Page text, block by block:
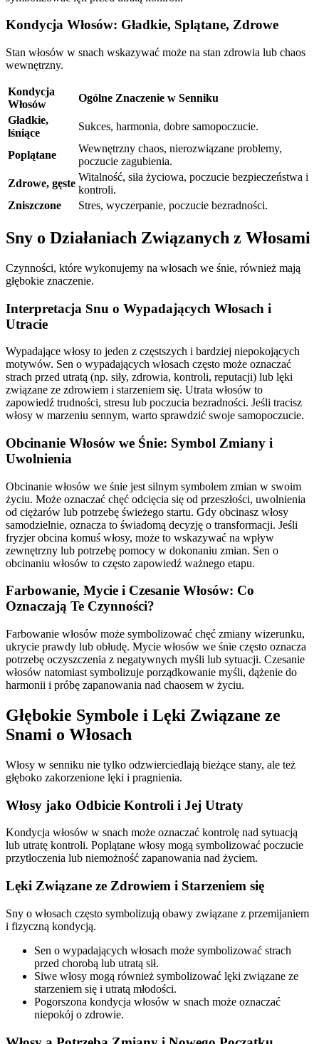
Kondycja Włosów: Gładkie, Splątane, Zdrowe
Stan włosów w snach wskazywać może na stan zdrowia lub chaos
wewnętrzny.
Kondycja
Włosów
Ogólne Znaczenie w Senniku
Gładkie,
lśniące
Sukces, harmonia, dobre samopoczucie.
Poplątane
Wewnętrzny chaos, nierozwiązane problemy,
poczucie zagubienia.
Zdrowe, gęste
Witalność, siła życiowa, poczucie bezpieczeństwa i
kontroli.
Zniszczone
Stres, wyczerpanie, poczucie bezradności.
Sny o Działaniach Związanych z Włosami
Czynności, które wykonujemy na włosach we śnie, również mają
głębokie znaczenie.
Interpretacja Snu o Wypadających Włosach i
Utracie
Wypadające włosy to jeden z częstszych i bardziej niepokojących
motywów. Sen o wypadających włosach często może oznaczać
strach przed utratą (np. siły, zdrowia, kontroli, reputacji) lub lęki
związane ze zdrowiem i starzeniem się. Utrata włosów to
zapowiedź trudności, stresu lub poczucia bezradności. Jeśli tracisz
włosy w marzeniu sennym, warto sprawdzić swoje samopoczucie.
Obcinanie Włosów we Śnie: Symbol Zmiany i
Uwolnienia
Obcinanie włosów we śnie jest silnym symbolem zmian w swoim
życiu. Może oznaczać chęć odcięcia się od przeszłości, uwolnienia
od ciężarów lub potrzebę świeżego startu. Gdy obcinasz włosy
samodzielnie, oznacza to świadomą decyzję o transformacji. Jeśli
fryzjer obcina komuś włosy, może to wskazywać na wpływ
zewnętrzny lub potrzebę pomocy w dokonaniu zmian. Sen o
obcinaniu włosów to często zapowiedź ważnego etapu.
Farbowanie, Mycie i Czesanie Włosów: Co
Oznaczają Te Czynności?
Farbowanie włosów może symbolizować chęć zmiany wizerunku,
ukrycie prawdy lub obłudę. Mycie włosów we śnie często oznacza
potrzebę oczyszczenia z negatywnych myśli lub sytuacji. Czesanie
włosów natomiast symbolizuje porządkowanie myśli, dążenie do
harmonii i próbę zapanowania nad chaosem w życiu.
Głębokie Symbole i Lęki Związane ze
Snami o Włosach
Włosy w senniku nie tylko odzwierciedlają bieżące stany, ale też
głęboko zakorzenione lęki i pragnienia.
Włosy jako Odbicie Kontroli i Jej Utraty
Kondycja włosów w snach może oznaczać kontrolę nad sytuacją
lub utratę kontroli. Poplątane włosy mogą symbolizować poczucie
przytłoczenia lub niemożność zapanowania nad życiem.
Lęki Związane ze Zdrowiem i Starzeniem się
Sny o włosach często symbolizują obawy związane z przemijaniem
i fizyczną kondycją.
Sen o wypadających włosach może symbolizować strach
przed chorobą lub utratą sił.
Siwe włosy mogą również symbolizować lęki związane ze
starzeniem się i utratą młodości.
Pogorszona kondycja włosów w snach może oznaczać
niepokój o zdrowie.